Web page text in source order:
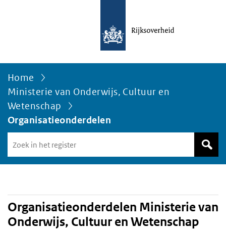
Home
Ministerie van Onderwijs, Cultuur en
Wetenschap
Organisatieonderdelen
in
het
Avgregisterrijksoverheid.nl
Organisatieonderdelen Ministerie van
Onderwijs, Cultuur en Wetenschap